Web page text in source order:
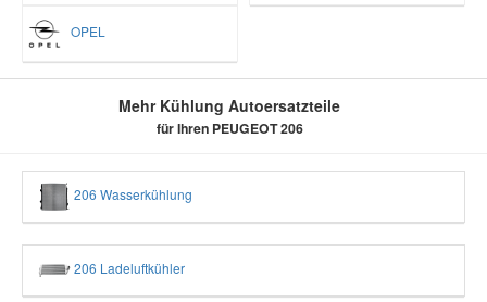
OPEL
Mehr Kühlung Autoersatzteile
für Ihren PEUGEOT 206
206 Wasserkühlung
206 Ladeluftkühler